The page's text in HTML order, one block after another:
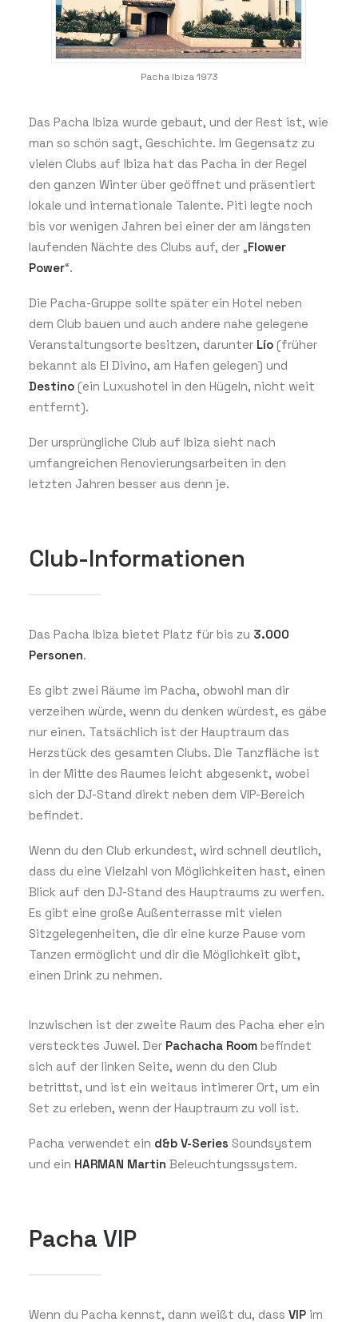
Pacha Ibiza 1973
Das Pacha Ibiza wurde gebaut, und der Rest ist, wie
man so schön sagt, Geschichte. Im Gegensatz zu
vielen Clubs auf Ibiza hat das Pacha in der Regel
den ganzen Winter über geöffnet und präsentiert
lokale und internationale Talente. Piti legte noch
bis vor wenigen Jahren bei einer der am längsten
laufenden Nächte des Clubs auf, der „Flower
Power“.
Die Pacha-Gruppe sollte später ein Hotel neben
dem Club bauen und auch andere nahe gelegene
Veranstaltungsorte besitzen, darunter Lío (früher
bekannt als El Divino, am Hafen gelegen) und
Destino (ein Luxushotel in den Hügeln, nicht weit
entfernt).
Der ursprüngliche Club auf Ibiza sieht nach
umfangreichen Renovierungsarbeiten in den
letzten Jahren besser aus denn je.
Club-Informationen
Das Pacha Ibiza bietet Platz für bis zu 3.000
Personen.
Es gibt zwei Räume im Pacha, obwohl man dir
verzeihen würde, wenn du denken würdest, es gäbe
nur einen. Tatsächlich ist der Hauptraum das
Herzstück des gesamten Clubs. Die Tanzfläche ist
in der Mitte des Raumes leicht abgesenkt, wobei
sich der DJ-Stand direkt neben dem VIP-Bereich
befindet.
Wenn du den Club erkundest, wird schnell deutlich,
dass du eine Vielzahl von Möglichkeiten hast, einen
Blick auf den DJ-Stand des Hauptraums zu werfen.
Es gibt eine große Außenterrasse mit vielen
Sitzgelegenheiten, die dir eine kurze Pause vom
Tanzen ermöglicht und dir die Möglichkeit gibt,
einen Drink zu nehmen.
Inzwischen ist der zweite Raum des Pacha eher ein
verstecktes Juwel. Der Pachacha Room befindet
sich auf der linken Seite, wenn du den Club
betrittst, und ist ein weitaus intimerer Ort, um ein
Set zu erleben, wenn der Hauptraum zu voll ist.
Pacha verwendet ein d&b V-Series Soundsystem
und ein HARMAN Martin Beleuchtungssystem.
Pacha VIP
Wenn du Pacha kennst, dann weißt du, dass VIP im